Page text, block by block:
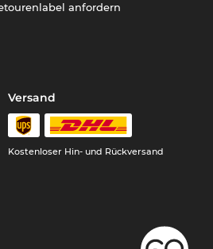
anfordern
Versand
Kostenloser Hin- und Rückversand